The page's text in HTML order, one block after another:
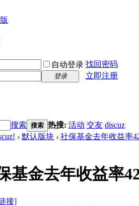
自动登录 找回密码
登录
立即注册
搜索 搜索 热搜: 活动 交友 discuz
› 默认版块 › 社保基金去年收益率
基金去年收益率
接]